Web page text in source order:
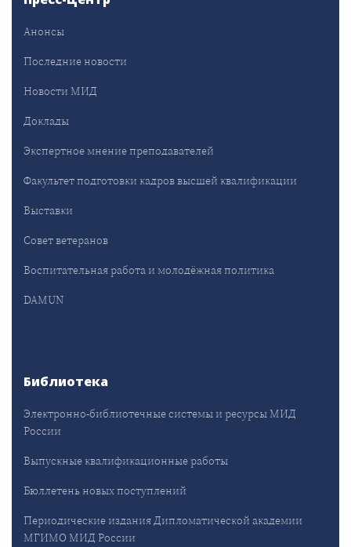
Анонсы
Последние новости
Новости МИД
Доклады
Экспертное мнение преподавателей
Факультет подготовки кадров высшей квалификации
Выставки
Совет ветеранов
Воспитательная работа и молодёжная политика
DAMUN
Библиотека
Электронно-библиотечные системы и ресурсы МИД
России
Выпускные квалификационные работы
Бюллетень новых поступлений
Периодические издания Дипломатической академии
МГИМО МИД России